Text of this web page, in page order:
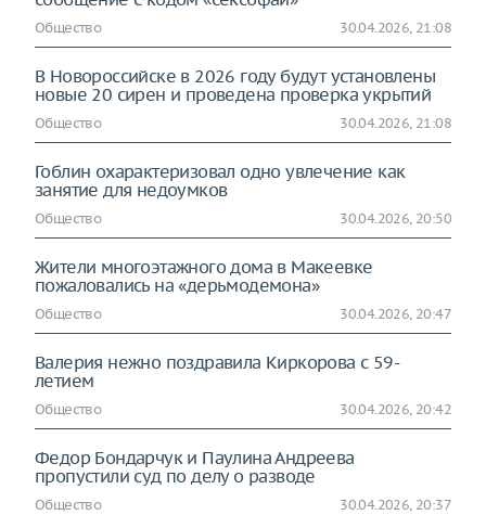
Общество 30.04.2026, 21:08
В Новороссийске в 2026 году будут установлены
новые 20 сирен и проведена проверка укрытий
Общество 30.04.2026, 21:08
Гоблин охарактеризовал одно увлечение как
занятие для недоумков
Общество 30.04.2026, 20:50
Жители многоэтажного дома в Макеевке
пожаловались на «дерьмодемона»
Общество 30.04.2026, 20:47
Валерия нежно поздравила Киркорова с 59-
летием
Общество 30.04.2026, 20:42
Федор Бондарчук и Паулина Андреева
пропустили суд по делу о разводе
Общество 30.04.2026, 20:37